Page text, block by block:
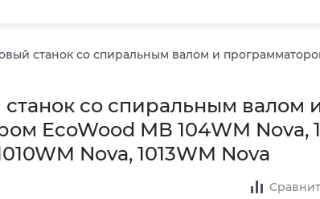
станок со спиральным валом и
со спиральным валом
EcoWood МВ 104WМ Nova,
Nova, 1013WМ Nova